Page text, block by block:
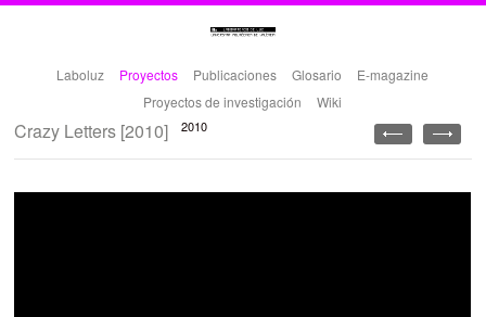
Laboluz Proyectos Publicaciones Glosario
E-magazine
Proyectos de investigación
Wiki
Crazy Letters [2010] 2010